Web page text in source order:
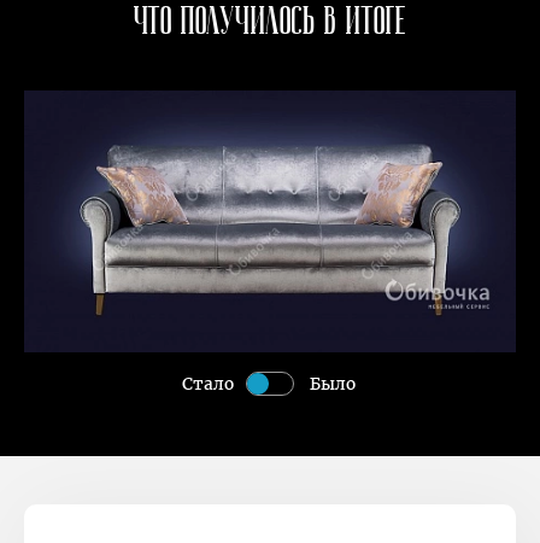
Что получилось в итоге
Было
Стало